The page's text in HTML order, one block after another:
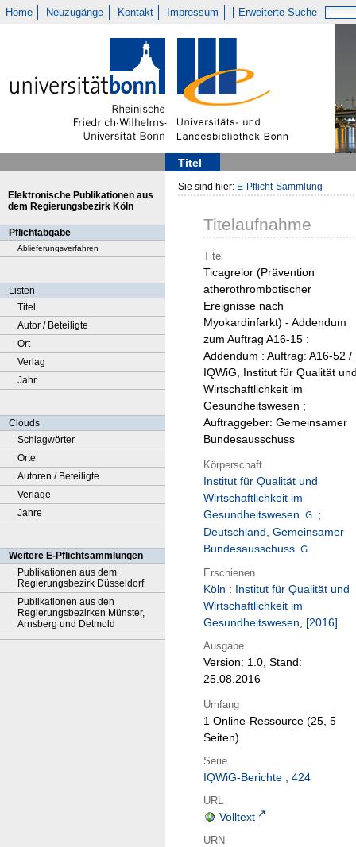
Home Neuzugänge Kontakt Impressum Erweiterte Suche
Titel
Elektronische Publikationen aus
dem Regierungsbezirk Köln
Pflichtabgabe
Ablieferungsverfahren
Listen
Titel
Autor / Beteiligte
Ort
Verlag
Jahr
Clouds
Schlagwörter
Orte
Autoren / Beteiligte
Verlage
Jahre
Weitere E-Pflichtsammlungen
Publikationen aus dem
Regierungsbezirk Düsseldorf
Publikationen aus den
Regierungsbezirken Münster,
Arnsberg und Detmold
Sie sind hier: E-Pflicht-Sammlung
Titelaufnahme
Titel
Ticagrelor (Prävention
atherothrombotischer
Ereignisse nach
Myokardinfarkt) - Addendum
zum Auftrag A16-15 :
Addendum : Auftrag: A16-52 /
IQWiG, Institut für Qualität
Wirtschaftlichkeit im
Gesundheitswesen ;
Auftraggeber: Gemeinsamer
Bundesausschuss
Körperschaft
Institut für Qualität und
Wirtschaftlichkeit im
Gesundheitswesen
;
Deutschland, Gemeinsamer
Bundesausschuss
Erschienen
Köln : Institut für Qualität und
Wirtschaftlichkeit im
Gesundheitswesen, [2016]
Ausgabe
Version: 1.0, Stand:
25.08.2016
Umfang
1 Online-Ressource (25, 5
Seiten)
Serie
IQWiG-Berichte ; 424
URL
Volltext
URN